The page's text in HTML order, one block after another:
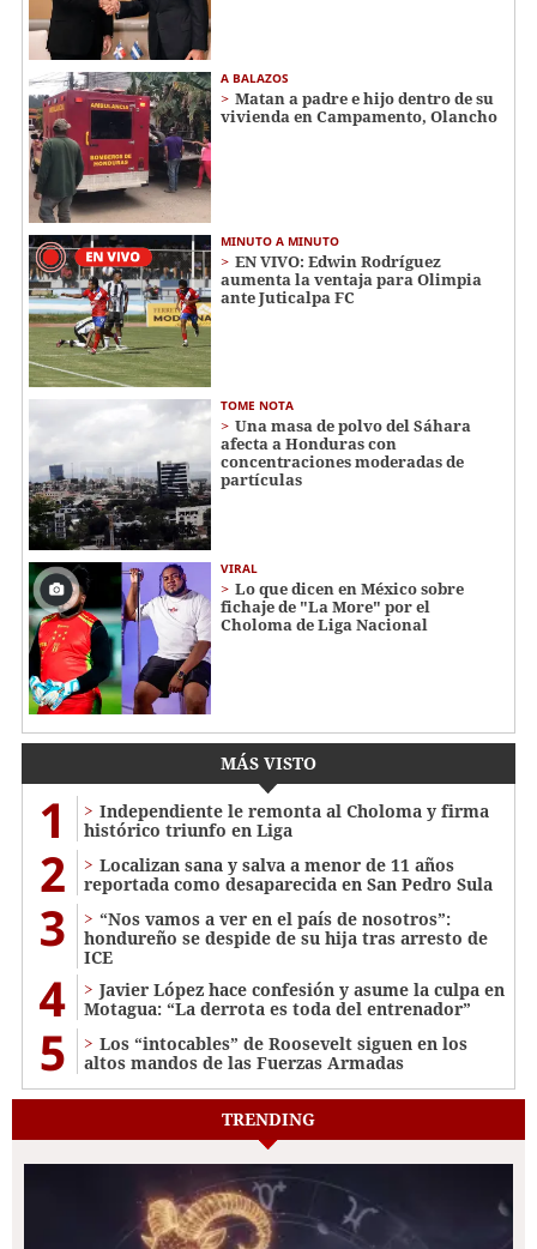
A BALAZOS
Matan a padre e hijo dentro de su
vivienda en Campamento, Olancho
MINUTO A MINUTO
EN VIVO: Edwin Rodríguez
aumenta la ventaja para Olimpia
ante Juticalpa FC
TOME NOTA
Una masa de polvo del Sáhara
afecta a Honduras con
concentraciones moderadas de
partículas
VIRAL
Lo que dicen en México sobre
fichaje de "La More" por el
Choloma de Liga Nacional
MÁS VISTO
1
Independiente le remonta al Choloma y firma
histórico triunfo en Liga
2
Localizan sana y salva a menor de 11 años
reportada como desaparecida en San Pedro Sula
3
“Nos vamos a ver en el país de nosotros”:
hondureño se despide de su hija tras arresto de
ICE
4
Javier López hace confesión y asume la culpa en
Motagua: “La derrota es toda del entrenador”
5
Los “intocables” de Roosevelt siguen en los
altos mandos de las Fuerzas Armadas
TRENDING